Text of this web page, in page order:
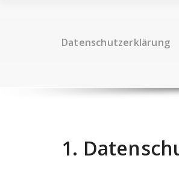
Datenschutzerklärung
1.